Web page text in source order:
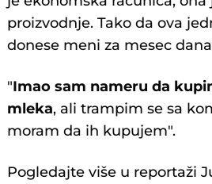
proizvodnje. Tako da ova
donese meni za mesec
"Imao sam nameru da
mleka, ali trampim se sa
moram da ih kupujem".
Pogledajte više u reportaži